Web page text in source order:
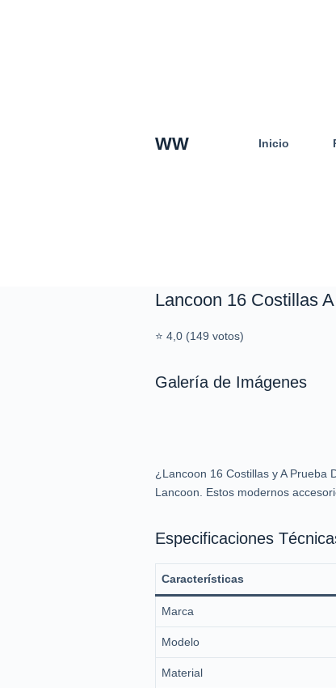
WW Inicio
Lancoon 16 Costillas
⭐ 4,0 (149 votos)
Galería de Imágenes
¿Lancoon 16 Costillas y A Prueba
Lancoon. Estos modernos
Especificaciones
Características
Marca
Modelo
Material